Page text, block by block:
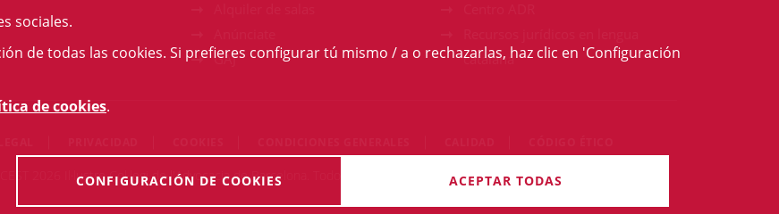
GAJ
catalana
2026 Il·lustre Col·legi de l'Advocacia de Barcelona. Todos los derechos reservados
sociales.
de todas las cookies. Si prefieres configurar tú mismo / a o rechazarlas, haz clic en 'Configuración
de cookies.
CONFIGURACIÓN DE COOKIES ACEPTAR TODAS